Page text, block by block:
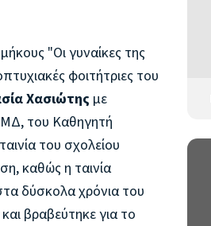
"Οι γυναίκες της
φοιτήτριες του
Χασιώτης με
του Καθηγητή
του σχολείου
καθώς η ταινία
δύσκολα χρόνια του
βραβεύτηκε για το